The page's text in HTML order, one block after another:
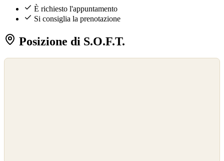
È richiesto l'appuntamento
Si consiglia la prenotazione
Posizione di S.O.F.T.